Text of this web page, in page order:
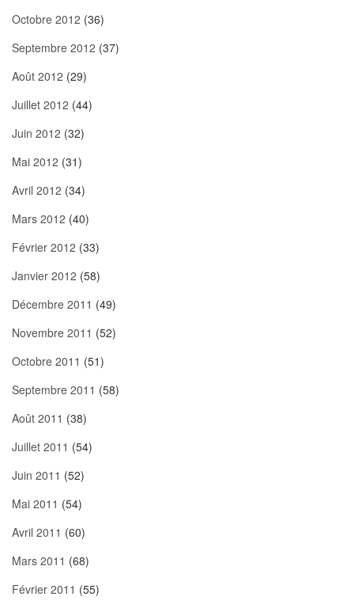
Octobre 2012 (36)
Septembre 2012 (37)
Août 2012 (29)
Juillet 2012 (44)
Juin 2012 (32)
Mai 2012 (31)
Avril 2012 (34)
Mars 2012 (40)
Février 2012 (33)
Janvier 2012 (58)
Décembre 2011 (49)
Novembre 2011 (52)
Octobre 2011 (51)
Septembre 2011 (58)
Août 2011 (38)
Juillet 2011 (54)
Juin 2011 (52)
Mai 2011 (54)
Avril 2011 (60)
Mars 2011 (68)
Février 2011 (55)